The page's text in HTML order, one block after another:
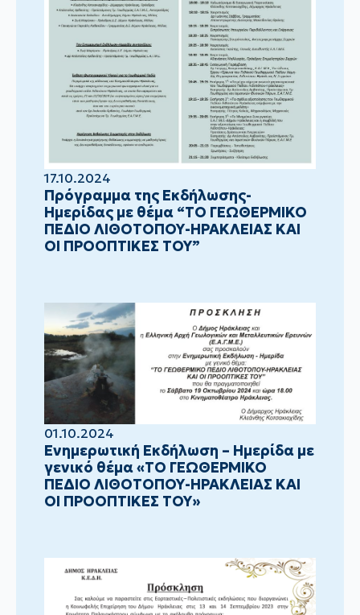
17.10.2024
Πρόγραμμα της Εκδήλωσης-
Ημερίδας με θέμα “ΤΟ ΓΕΩΘΕΡΜΙΚΟ
ΠΕΔΙΟ ΛΙΘΟΤΟΠΟΥ-ΗΡΑΚΛΕΙΑΣ ΚΑΙ
ΟΙ ΠΡΟΟΠΤΙΚΕΣ ΤΟΥ”
01.10.2024
Ενημερωτική Εκδήλωση – Ημερίδα με
γενικό θέμα «ΤΟ ΓΕΩΘΕΡΜΙΚΟ
ΠΕΔΙΟ ΛΙΘΟΤΟΠΟΥ-ΗΡΑΚΛΕΙΑΣ ΚΑΙ
ΟΙ ΠΡΟΟΠΤΙΚΕΣ ΤΟΥ»